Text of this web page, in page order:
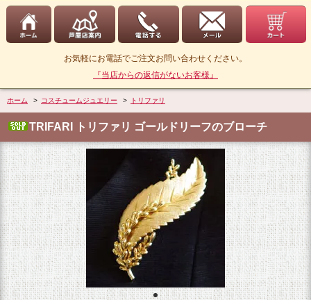
お気軽にお電話でご注文お問い合わせください。
『当店からの返信がないお客様』
ホーム > コスチュームジュエリー > トリファリ
TRIFARI トリファリ ゴールドリーフのブローチ